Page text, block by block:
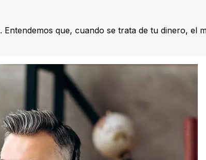
. Entendemos que, cuando se trata de tu dinero, el